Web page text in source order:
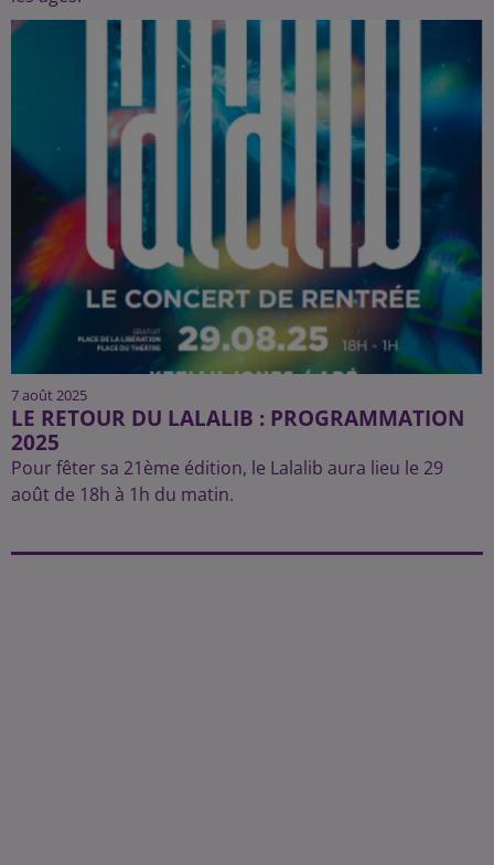
7 août 2025
LE RETOUR DU LALALIB : PROGRAMMATION
2025
Pour fêter sa 21ème édition, le Lalalib aura lieu le 29
août de 18h à 1h du matin.